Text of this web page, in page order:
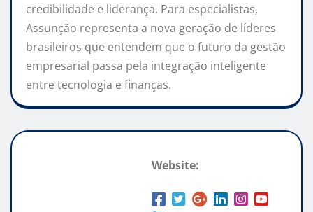
credibilidade e liderança. Para especialistas,
Assunção representa a nova geração de líderes
brasileiros que entendem que o futuro da gestão
empresarial passa pela integração inteligente
entre tecnologia e finanças.
Website: